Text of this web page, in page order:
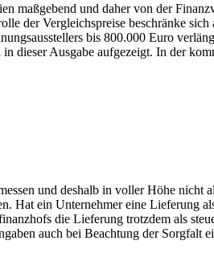
maßgebend und daher von der
der Vergleichspreise beschränke
bis 800.000 Euro
dieser Ausgabe aufgezeigt. In der
und deshalb in voller Höhe nicht
Hat ein Unternehmer eine Lieferung
die Lieferung trotzdem als
auch bei Beachtung der Sorgfalt